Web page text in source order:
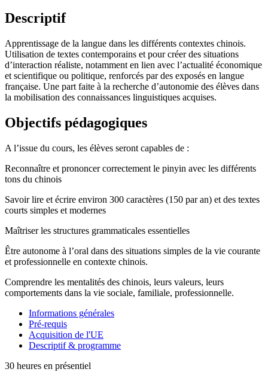
Descriptif
Apprentissage de la langue dans les différents contextes chinois.
Utilisation de textes contemporains et pour créer des situations
d’interaction réaliste, notamment en lien avec l’actualité économique
et scientifique ou politique, renforcés par des exposés en langue
française. Une part faite à la recherche d’autonomie des élèves dans
la mobilisation des connaissances linguistiques acquises.
Objectifs pédagogiques
A l’issue du cours, les élèves seront capables de :
Reconnaître et prononcer correctement le pinyin avec les différents
tons du chinois
Savoir lire et écrire environ 300 caractères (150 par an) et des textes
courts simples et modernes
Maîtriser les structures grammaticales essentielles
Être autonome à l’oral dans des situations simples de la vie courante
et professionnelle en contexte chinois.
Comprendre les mentalités des chinois, leurs valeurs, leurs
comportements dans la vie sociale, familiale, professionnelle.
Informations générales
Pré-requis
Acquisition de l'UE
Descriptif & programme
30 heures en présentiel